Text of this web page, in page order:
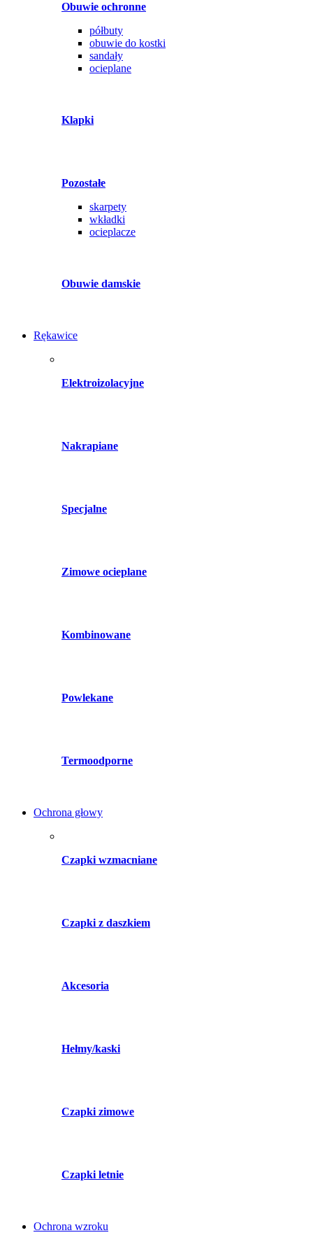
Obuwie ochronne
półbuty
obuwie do kostki
sandały
ocieplane
Klapki
Pozostałe
skarpety
wkładki
ocieplacze
Obuwie damskie
Rękawice
Elektroizolacyjne
Nakrapiane
Specjalne
Zimowe ocieplane
Kombinowane
Powlekane
Termoodporne
Ochrona głowy
Czapki wzmacniane
Czapki z daszkiem
Akcesoria
Hełmy/kaski
Czapki zimowe
Czapki letnie
Ochrona wzroku